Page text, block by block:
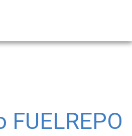
FUELREPO